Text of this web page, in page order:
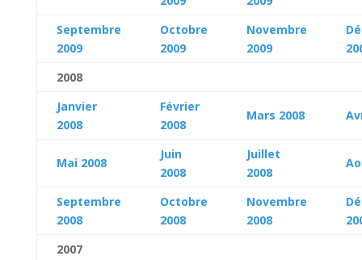
Septembre
2009
Octobre
2009
Novembre
2009
2008
Janvier
2008
Février
2008
Mars 2008
Mai 2008
Juin
2008
Juillet
2008
Septembre
2008
Octobre
2008
Novembre
2008
2007